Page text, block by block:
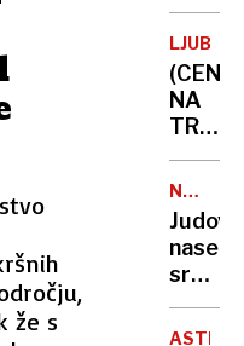
že s
novi
stroški
že
s
in
Sheina
(CENE
NA
uničuje
pa
še
nikoli
niso
sredi
noči
požgali